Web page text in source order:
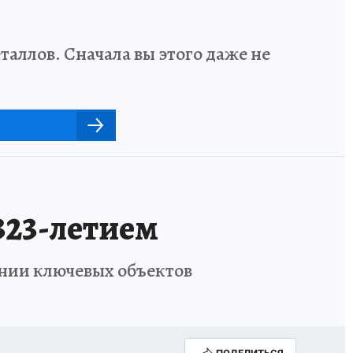
Сначала вы этого даже не
летием
ключевых объектов